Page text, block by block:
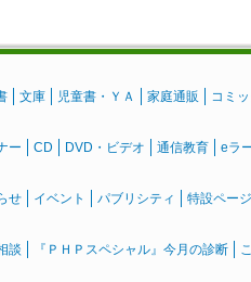
文庫 児童書・ＹＡ 家庭通販 コミッ
ー CD DVD・ビデオ 通信教育 eラ
せ イベント パブリシティ 特設ページ
談 『ＰＨＰスペシャル』今月の診断